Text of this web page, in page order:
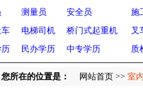
测量员 安全员
施
电梯司机 桥门式起重机
叉
历 民办学历 中专学历 质
您所在的位置是： 网站首页 >> 室